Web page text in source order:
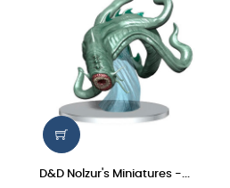
D&D Nolzur's Miniatures -...